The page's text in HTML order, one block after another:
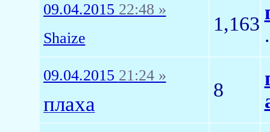
09.04.2015 22:48 »
Shaize
1,163
09.04.2015 21:24 »
плаха
8